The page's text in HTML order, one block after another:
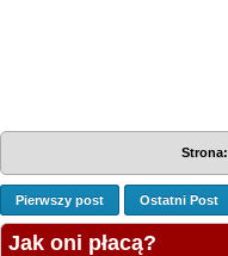
Strona:
Pierwszy post Ostatni Post
Jak oni płacą?